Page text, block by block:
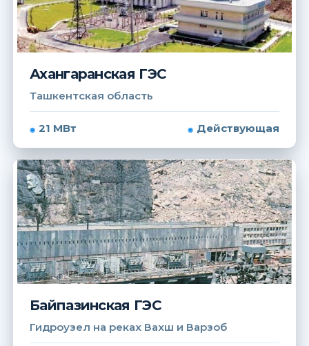
Ахангаранская ГЭС
Ташкентская область
21 МВт Действующая
Байпазинская ГЭС
Гидроузел на реках Вахш и Варзоб